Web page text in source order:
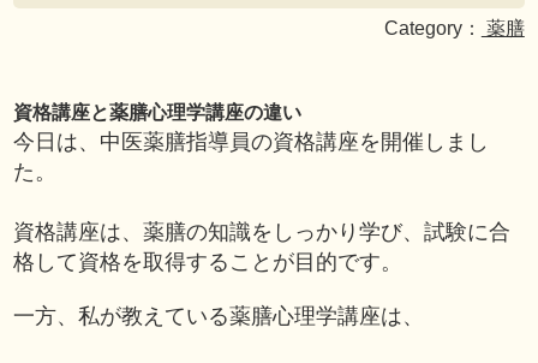
Category： 薬膳
資格講座と薬膳心理学講座の違い
今日は、中医薬膳指導員の資格講座を開催しまし
た。
資格講座は、薬膳の知識をしっかり学び、試験に合
格して資格を取得することが目的です。
一方、私が教えている薬膳心理学講座は、